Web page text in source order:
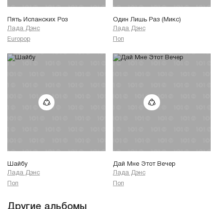
Пять Испанских Роз
Лада Дэнс
Europop
Один Лишь Раз (Микс)
Лада Дэнс
Поп
Шайбу
Лада Дэнс
Поп
Дай Мне Этот Вечер
Лада Дэнс
Поп
Другие альбомы